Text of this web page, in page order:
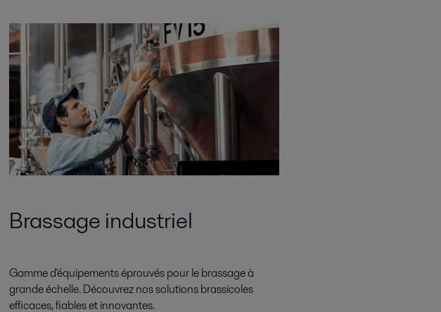
Brassage industriel
Gamme d'équipements éprouvés pour le brassage à
grande échelle. Découvrez nos solutions brassicoles
efficaces, fiables et innovantes.